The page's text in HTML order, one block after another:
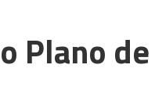
Plano de